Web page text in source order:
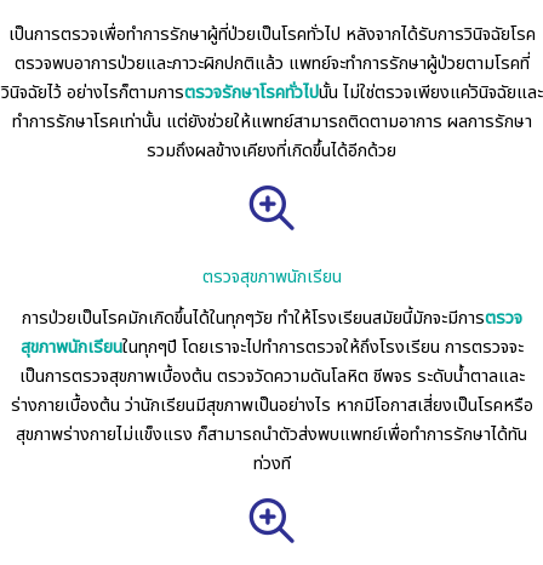
เป็นการตรวจเพื่อทำการรักษาผู้ที่ป่วยเป็นโรคทั่วไป หลังจากได้รับการวินิจฉัยโรค
ตรวจพบอาการป่วยและภาวะผิกปกติแล้ว แพทย์จะทำการรักษาผู้ป่วยตามโรคที่
วินิจฉัยไว้ อย่างไรก็ตามการตรวจรักษาโรคทั่วไปนั้น ไม่ใช่ตรวจเพียงแค่วินิจฉัยและ
ทำการรักษาโรคเท่านั้น แต่ยังช่วยให้แพทย์สามารถติดตามอาการ ผลการรักษา
รวมถึงผลข้างเคียงที่เกิดขึ้นได้อีกด้วย
ตรวจสุขภาพนักเรียน
การป่วยเป็นโรคมักเกิดขึ้นได้ในทุกๆวัย ทำให้โรงเรียนสมัยนี้มักจะมีการตรวจ
สุขภาพนักเรียนในทุกๆปี โดยเราจะไปทำการตรวจให้ถึงโรงเรียน การตรวจจะ
เป็นการตรวจสุขภาพเบื้องต้น ตรวจวัดความดันโลหิต ชีพจร ระดับน้ำตาลและ
ร่างกายเบื้องต้น ว่านักเรียนมีสุขภาพเป็นอย่างไร หากมีโอกาสเสี่ยงเป็นโรคหรือ
สุขภาพร่างกายไม่แข็งแรง ก็สามารถนำตัวส่งพบแพทย์เพื่อทำการรักษาได้ทัน
ท่วงที